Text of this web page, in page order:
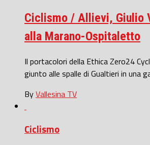
Ciclismo / Allievi, Giulio
alla Marano-Ospitaletto
Il portacolori della Ethica Zero24
giunto alle spalle di Gualtieri in una
ByVallesina TV
Ciclismo